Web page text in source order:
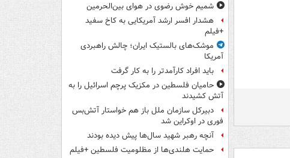
شمیم خوش رضوی در هوای بین‌الحرمین
هشدار افسر ارشد آمریکایی به کاخ سفید
+فیلم
موشک‌های بالستیک ایران؛ چالش راهبردی
آمریکا
باید افراد کارآمدتر را به کار گرفت
حامیان فلسطین در مکزیک پرچم اسرائیل را به
آتش کشیدند
دبیرکل سازمان ملل باز هم خواستار آتش‌بس
فوری در اوکراین شد
آنچه رهبر شهید سال‌ها پیش دیده بودند
حمایت هلندی‌ها از مظلومیت فلسطین +فیلم